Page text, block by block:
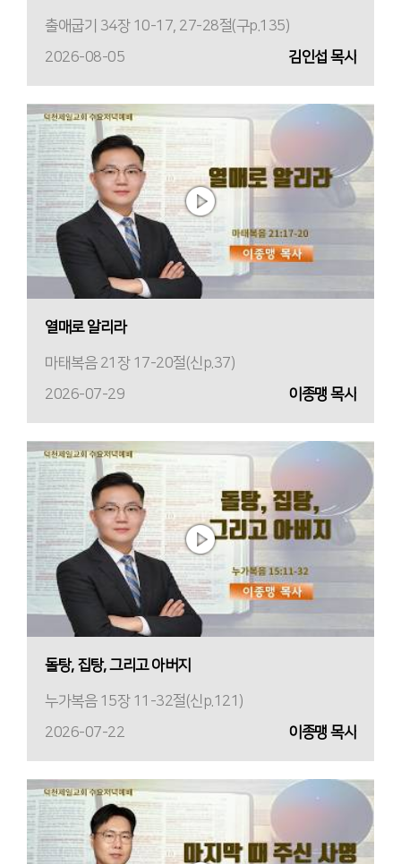
출애굽기 34장 10-17, 27-28절(구p.135)
2026-08-05
김인섭 목사
열매로 알리라
마태복음 21장 17-20절(신p.37)
2026-07-29
이종맹 목사
돌탕, 집탕, 그리고 아버지
누가복음 15장 11-32절(신p.121)
2026-07-22
이종맹 목사